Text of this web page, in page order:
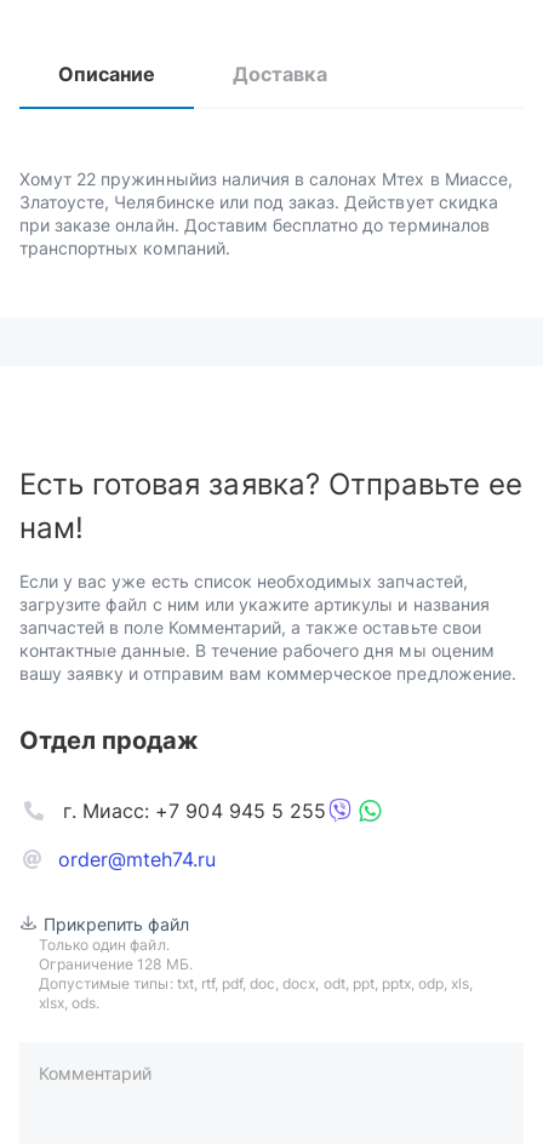
Описание Доставка
Хомут 22 пружинныйиз наличия в салонах Мтех в Миассе,
Златоусте, Челябинске или под заказ. Действует скидка
при заказе онлайн. Доставим бесплатно до терминалов
транспортных компаний.
Есть готовая заявка? Отправьте ее
нам!
Если у вас уже есть список необходимых запчастей,
загрузите файл с ним или укажите артикулы и названия
запчастей в поле Комментарий, а также оставьте свои
контактные данные. В течение рабочего дня мы оценим
вашу заявку и отправим вам коммерческое предложение.
Отдел продаж
order@mteh74.ru
г. Миасс: +7 904 945 5 255
Прикрепить файл
Только один файл.
Ограничение 128 МБ.
Допустимые типы: txt, rtf, pdf, doc, docx, odt, ppt, pptx, odp, xls,
xlsx, ods.
Комментарий
пример: 89511234567 или +79511324567